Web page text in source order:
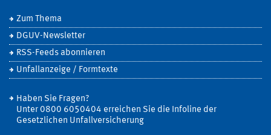
Zum Thema
DGUV-Newsletter
RSS-Feeds abonnieren
Unfallanzeige / Formtexte
Haben Sie Fragen?
Unter 0800 6050404 erreichen Sie die Infoline der
Gesetzlichen Unfallversicherung